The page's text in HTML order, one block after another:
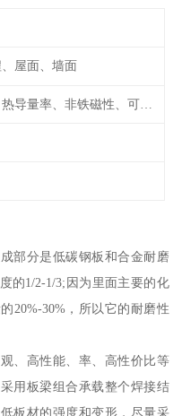
屋面、墙面
抗腐蚀性、热导量率、非铁磁性、可加工性、可成形性、回收性
部分是低碳钢板和合金耐磨
的1/2-1/3;因为里面主要的化
20%-30%，所以它的耐磨性
、高性能、率、高性价比等
用板梁组合承载整个焊接结
板材的强度和变形，尽量采